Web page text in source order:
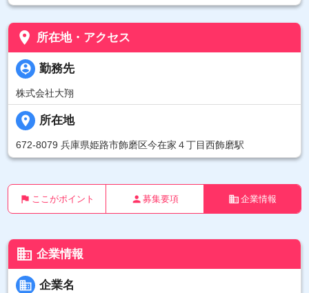
place 所在地・アクセス
person_pin 勤務先
株式会社大翔
place 所在地
672-8079 兵庫県姫路市飾磨区今在家４丁目西飾磨駅
flag ここがポイント person 募集要項 business 企業情報
business 企業情報
business 企業名